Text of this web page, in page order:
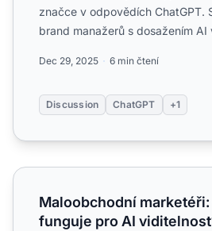
značce v odpovědích ChatGPT.
brand manažerů s dosažením AI
Dec 29, 2025 6 min čtení
Discussion ChatGPT +1
Maloobchodní marketéři: Co
Maloobchodní
funguje pro AI